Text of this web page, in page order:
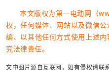
本文版权为第一电动网（
权，任何媒体、网站以及微信
编、以其他任何方式使用上述
究法律责任。
文中图片源自互联网，如有侵权请联系